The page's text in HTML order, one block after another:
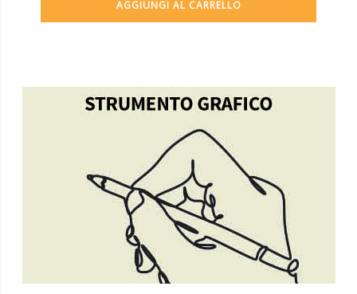
AGGIUNGI AL CARRELLO